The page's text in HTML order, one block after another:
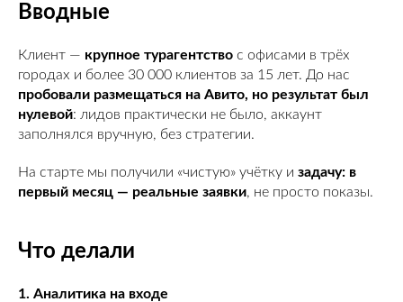
Вводные
Клиент — крупное турагентство с офисами в трёх
городах и более 30 000 клиентов за 15 лет. До нас
пробовали размещаться на Авито, но результат был
нулевой: лидов практически не было, аккаунт
заполнялся вручную, без стратегии.
На старте мы получили «чистую» учётку и задачу: в
первый месяц — реальные заявки, не просто показы.
Что делали
1. Аналитика на входе